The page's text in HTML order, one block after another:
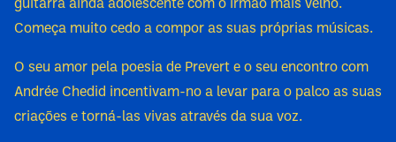
guitarra ainda adolescente com o irmão mais velho.
Começa muito cedo a compor as suas próprias músicas.
O seu amor pela poesia de Prevert e o seu encontro com
Andrée Chedid incentivam-no a levar para o palco as suas
criações e torná-las vivas através da sua voz.